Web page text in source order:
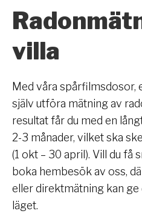
villa
Med våra spårfilmsdosor,
själv utföra mätning av
resultat får du med en
2-3 månader, vilket ska
(1 okt – 30 april). Vill du få
boka hembesök av oss,
eller direktmätning kan ge
läget.